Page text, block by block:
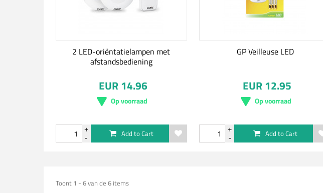
2 LED-oriëntatielampen met
afstandsbediening
EUR 14.96
Op voorraad
Add to Cart
GP Veilleuse LED
EUR 12.95
Op voorraad
Add to Cart
Toont 1 - 6 van de 6 items